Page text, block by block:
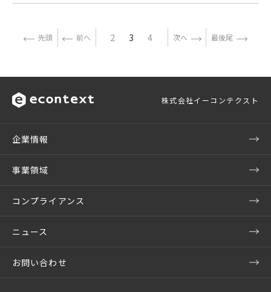
先頭 前へ 2 3 4 次へ 最後尾
株式会社イーコンテクスト
企業情報
事業領域
コンプライアンス
ニュース
お問い合わせ